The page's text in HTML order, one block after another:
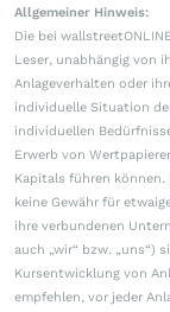
Allgemeiner Hinweis:
Die bei
Leser, unabhängig von
Anlageverhalten oder
individuelle Situation
individuellen
Erwerb von
Kapitals führen können.
keine Gewähr für
ihre verbundenen
auch „wir“ bzw. „uns“)
Kursentwicklung von
empfehlen, vor jeder